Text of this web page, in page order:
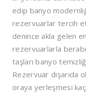
edip banyo
rezervuarlar tercih
denince akla gelen
rezervuarlarla
taşları banyo
Rezervuar dışarıda
oraya yerleşmesi